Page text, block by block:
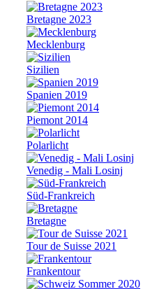
Bretagne 2023
Mecklenburg
Sizilien
Spanien 2019
Piemont 2014
Polarlicht
Venedig - Mali Losinj
Süd-Frankreich
Bretagne
Tour de Suisse 2021
Frankentour